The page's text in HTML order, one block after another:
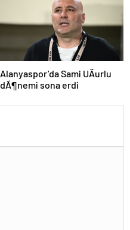
Alanyaspor’da Sami UÄurlu
dÃ¶nemi sona erdi